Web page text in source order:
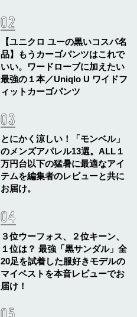
【ユニクロ ユーの黒いコスパ名
品】もうカーゴパンツはこれで
いい。ワードローブに加えたい
最強の１本／Uniqlo U ワイドフ
ィットカーゴパンツ
とにかく涼しい！「モンベル」
のメンズアパレル13選。ALL１
万円台以下の猛暑に最適なアイ
テムを編集者のレビューと共に
お届け。
３位ウーフォス、２位キーン、
１位は？ 最強「黒サンダル」全
20足を試着した服好きモデルの
マイベストを本音レビューでお
届け！